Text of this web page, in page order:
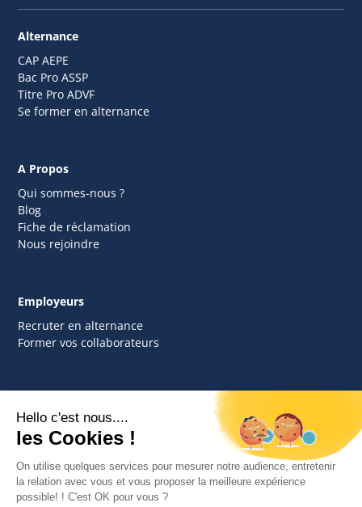
Alternance
CAP AEPE
Bac Pro ASSP
Titre Pro ADVF
Se former en alternance
A Propos
Qui sommes-nous ?
Blog
Fiche de réclamation
Nous rejoindre
Employeurs
Recruter en alternance
Former vos collaborateurs
contact.cfa@edacademy.fr
hello@edacademy.fr
lundi - vendredi, 9h - 18h